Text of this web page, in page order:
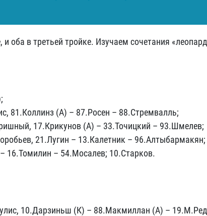
оба в третьей тройке. Изучаем сочетания
81.Коллинз (А) – 87.Росен – 88.Стремвалль;
17.Крикунов (А) – 33.Точицкий – 93.Шмелев;
21.Лугин – 13.Калетник – 96.Алтыбармакян;
16.Томилин – 54.Мосалев; 10.Старков.
10.Дарзиньш (К) – 88.Макмиллан (А) –